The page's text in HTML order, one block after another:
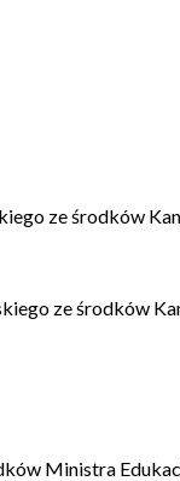
ze środków
ze środków
Ministra